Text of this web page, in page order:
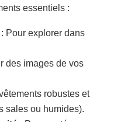
essentiels :
: Pour explorer dans
des images de vos
robustes et
sales ou humides).